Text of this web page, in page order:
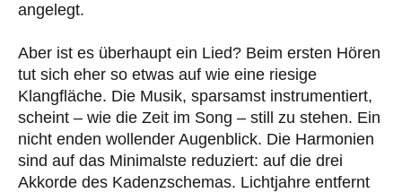
angelegt.
Aber ist es überhaupt ein Lied? Beim ersten Hören
tut sich eher so etwas auf wie eine riesige
Klangfläche. Die Musik, sparsamst instrumentiert,
scheint – wie die Zeit im Song – still zu stehen. Ein
nicht enden wollender Augenblick. Die Harmonien
sind auf das Minimalste reduziert: auf die drei
Akkorde des Kadenzschemas. Lichtjahre entfernt